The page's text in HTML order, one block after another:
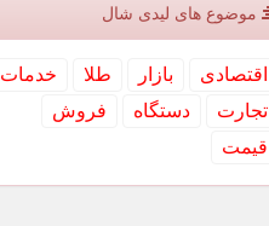
موضوع های لیدی شال
اقتصادی بازار طلا
خدمات
تجارت
دستگاه
فروش
قیمت